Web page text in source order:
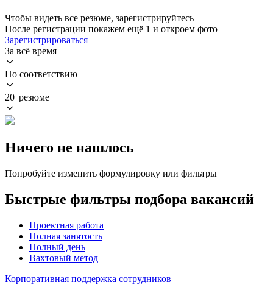
Чтобы видеть все резюме, зарегистрируйтесь
После регистрации покажем ещё 1 и откроем фото
Зарегистрироваться
За всё время
По соответствию
20 резюме
Ничего не нашлось
Попробуйте изменить формулировку или фильтры
Быстрые фильтры подбора вакансий
Проектная работа
Полная занятость
Полный день
Вахтовый метод
Корпоративная поддержка сотрудников